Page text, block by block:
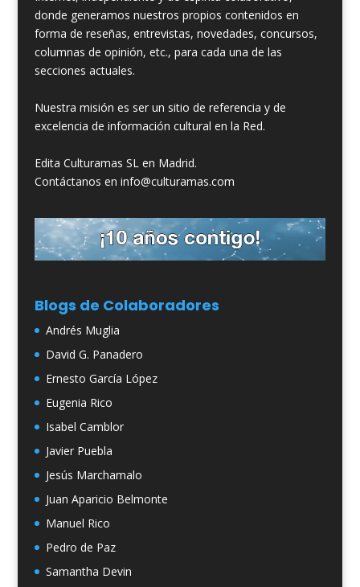
donde generamos nuestros propios contenidos en
forma de reseñas, entrevistas, novedades, concursos,
columnas de opinión, etc., para cada una de las
secciones actuales.
Nuestra misión es ser un sitio de referencia y de
excelencia de información cultural en la Red.
Edita Culturamas SL en Madrid.
Contáctanos en info@culturamas.com
Blogs de Colaboradores
Andrés Muglia
David G. Panadero
Ernesto García López
Eugenia Rico
Isabel Camblor
Javier Puebla
Jesús Marchamalo
Juan Aparicio Belmonte
Manuel Rico
Pedro de Paz
Samantha Devin